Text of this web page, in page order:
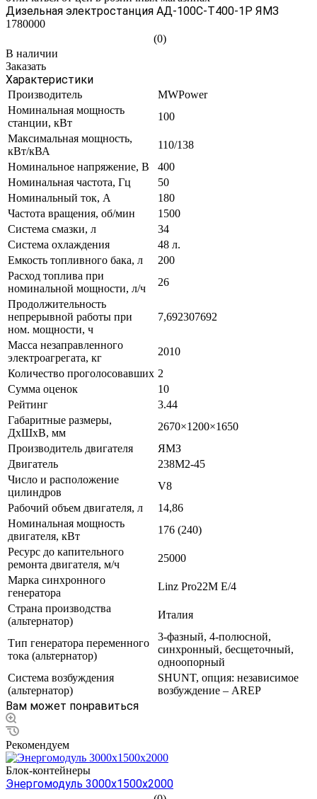
Дизельная электростанция АД-100С-Т400-1Р ЯМЗ
1780000
(0)
В наличии
Заказать
Характеристики
Производитель
MWPower
Номинальная мощность
станции, кВт
100
Максимальная мощность,
кВт/кВА
110/138
Номинальное напряжение, В
400
Номинальная частота, Гц
50
Номинальный ток, А
180
Частота вращения, об/мин
1500
Система смазки, л
34
Система охлаждения
48 л.
Емкость топливного бака, л
200
Расход топлива при
номинальной мощности, л/ч
26
Продолжительность
непрерывной работы при
ном. мощности, ч
7,692307692
Масса незаправленного
электроагрегата, кг
2010
Количество проголосовавших 2
Сумма оценок
10
Рейтинг
3.44
Габаритные размеры,
ДхШхВ, мм
2670×1200×1650
Производитель двигателя
ЯМЗ
Двигатель
238М2-45
Число и расположение
цилиндров
V8
Рабочий объем двигателя, л
14,86
Номинальная мощность
двигателя, кВт
176 (240)
Ресурс до капительного
ремонта двигателя, м/ч
25000
Марка синхронного
генератора
Linz Pro22М Е/4
Страна производства
(альтернатор)
Италия
Тип генератора переменного
тока (альтернатор)
3-фазный, 4-полюсной,
синхронный, бесщеточный,
одноопорный
Система возбуждения
(альтернатор)
SHUNT, опция: независимое
возбуждение – AREP
Вам может понравиться
Рекомендуем
Блок-контейнеры
Энергомодуль 3000х1500х2000